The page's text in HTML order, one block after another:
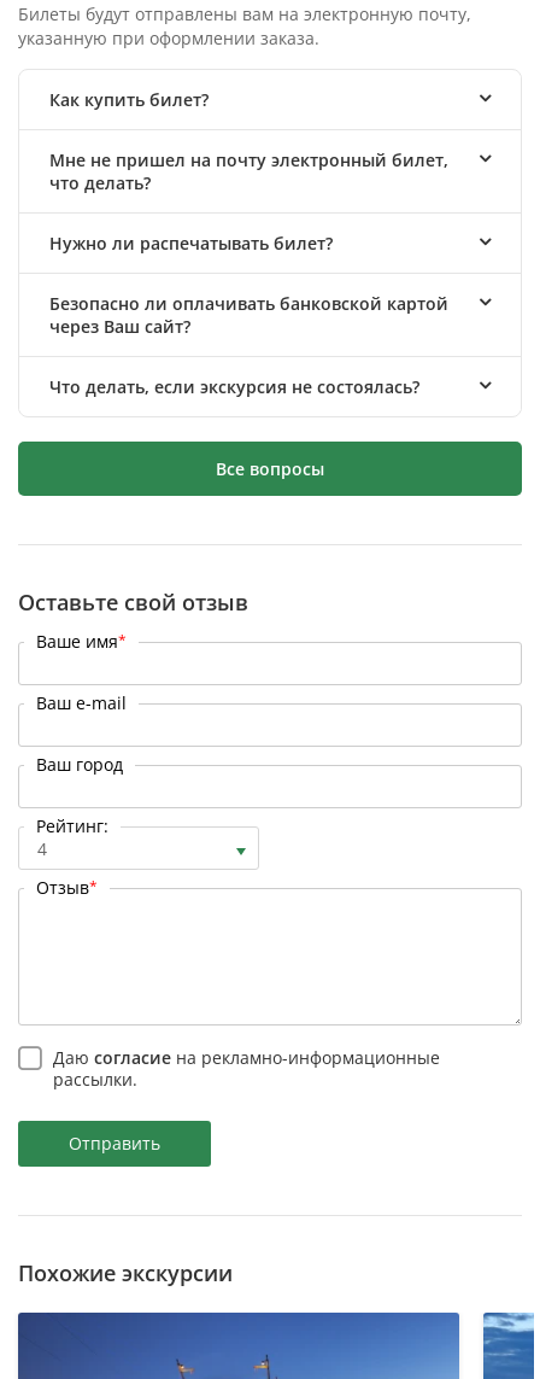
Билеты будут отправлены вам на электронную почту,
указанную при оформлении заказа.
Как купить билет?
Мне не пришел на почту электронный билет,
что делать?
Нужно ли распечатывать билет?
Безопасно ли оплачивать банковской картой
через Ваш сайт?
Что делать, если экскурсия не состоялась?
Все вопросы
Оставьте свой отзыв
Ваше имя*
Ваш e-mail
Ваш город
Рейтинг:
4
Отзыв*
Даю согласие на рекламно-информационные
рассылки.
Отправить
Похожие экскурсии